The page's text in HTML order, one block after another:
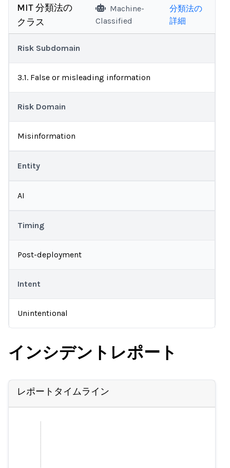
MIT 分類法の
クラス
Machine-
Classified
分類法の
詳細
Risk Subdomain
3.1. False or misleading information
Risk Domain
Misinformation
Entity
AI
Timing
Post-deployment
Intent
Unintentional
インシデントレポート
レポートタイムライン